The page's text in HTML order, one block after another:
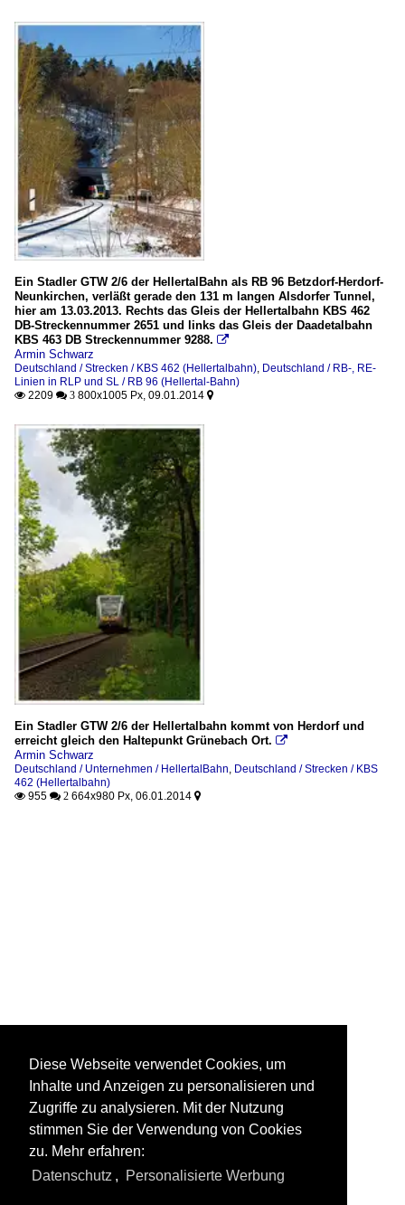
Ein Stadler GTW 2/6 der HellertalBahn als RB 96 Betzdorf-Herdorf-
Neunkirchen, verläßt gerade den 131 m langen Alsdorfer Tunnel,
hier am 13.03.2013. Rechts das Gleis der Hellertalbahn KBS 462
DB-Streckennummer 2651 und links das Gleis der Daadetalbahn
KBS 463 DB Streckennummer 9288. 
Armin Schwarz
Deutschland / Strecken / KBS 462 (Hellertalbahn) Deutschland / RB-, RE-
Linien in RLP und SL / RB 96 (Hellertal-Bahn)
 2209  3 800x1005 Px, 09.01.2014 
Ein Stadler GTW 2/6 der Hellertalbahn kommt von Herdorf und
erreicht gleich den Haltepunkt Grünebach Ort. 
Armin Schwarz
Deutschland / Unternehmen / HellertalBahn, Deutschland / Strecken / KBS
462 (Hellertalbahn)
 955  2 664x980 Px, 06.01.2014 
Diese Webseite verwendet Cookies, um
Inhalte und Anzeigen zu personalisieren und
Zugriffe zu analysieren. Mit der Nutzung
stimmen Sie der Verwendung von Cookies
zu. Mehr erfahren:
Datenschutz , Personalisierte Werbung